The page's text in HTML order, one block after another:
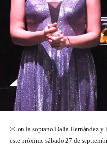
>Con la soprano Dalia Hernández y
este próximo sábado 27 de